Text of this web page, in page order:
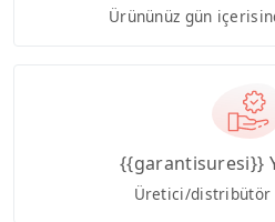
Ürününüz gün
{{garantisuresi}}
Üretici/distribütör